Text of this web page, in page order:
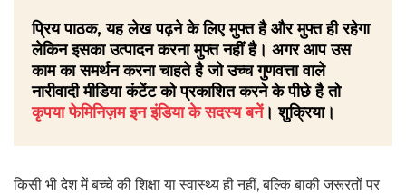
प्रिय पाठक, यह लेख पढ़ने के लिए मुफ्त है और मुफ्त ही रहेगा
लेकिन इसका उत्पादन करना मुफ्त नहीं है। अगर आप उस
काम का समर्थन करना चाहते है जो उच्च गुणवत्ता वाले
नारीवादी मीडिया कंटेंट को प्रकाशित करने के पीछे है तो
कृपया फेमिनिज़म इन इंडिया के सदस्य बनें। शुक्रिया।
किसी भी देश में बच्चे की शिक्षा या स्वास्थ्य ही नहीं, बल्कि बाकी जरूरतों पर